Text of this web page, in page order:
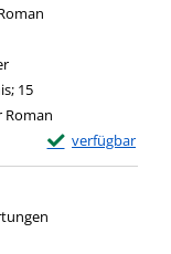
15
Roman
verfügbar
Exemplar-